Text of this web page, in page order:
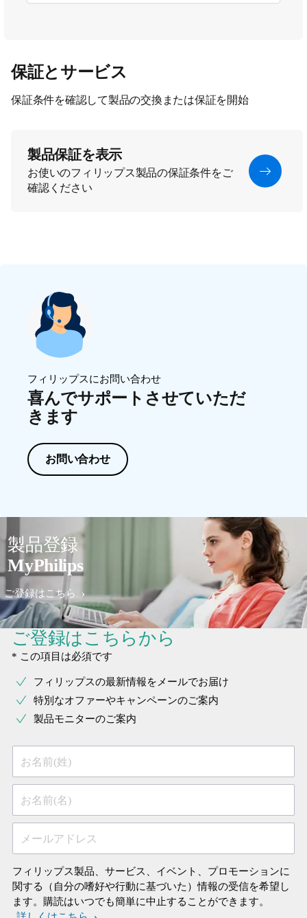
保証とサービス
保証条件を確認して製品の交換または保証を開始
製品保証を表示
お使いのフィリップス製品の保証条件をご
確認ください
フィリップスにお問い合わせ
喜んでサポートさせていただ
きます
お問い合わせ
製品登録
MyPhilips
ご登録はこちら
ご登録はこちらから
* この項目は必須です
フィリップスの最新情報をメールでお届け
特別なオファーやキャンペーンのご案内
製品モニターのご案内
お名前(姓)
お名前(名)
メールアドレス
フィリップス製品、サービス、イベント、プロモーションに
関する（自分の嗜好や行動に基づいた）情報の受信を希望し
ます。購読はいつでも簡単に中止することができます。